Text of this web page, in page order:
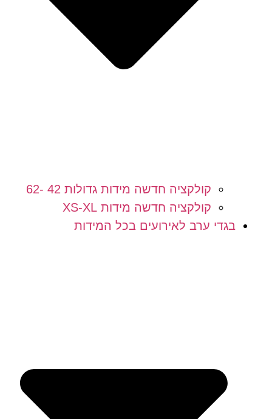
קולקציה חדשה מידות גדולות 42 -62
קולקציה חדשה מידות XS-XL
בגדי ערב לאירועים בכל המידות